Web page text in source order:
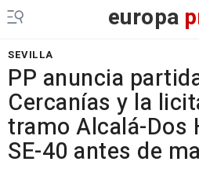
europa
SEVILLA
PP anuncia
Cercanías y la
tramo Alcalá-Dos
SE-40 antes de